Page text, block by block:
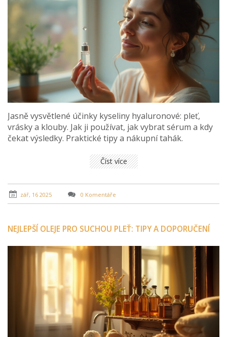
Jasně vysvětlené účinky kyseliny hyaluronové: pleť,
vrásky a klouby. Jak ji používat, jak vybrat sérum a kdy
čekat výsledky. Praktické tipy a nákupní tahák.
Číst více
zář, 16 2025 0 Komentáře
NEJLEPŠÍ OLEJE PRO SUCHOU PLEŤ: TIPY A DOPORUČENÍ